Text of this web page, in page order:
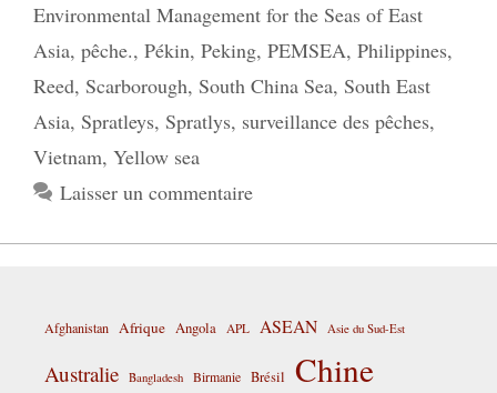
Environmental Management for the Seas of East
Asia, pêche., Pékin, Peking, PEMSEA, Philippines,
Reed, Scarborough, South China Sea, South East
Asia, Spratleys, Spratlys, surveillance des pêches,
Vietnam, Yellow sea
Laisser un commentaire
Afghanistan Afrique Angola APL ASEAN Asie du Sud-Est
Australie Bangladesh Birmanie Brésil Chine